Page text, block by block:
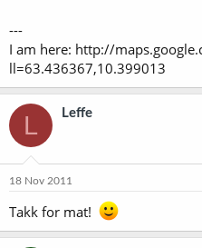
---
I am here: http://
ll=63.436367,10.399013
L Leffe
18 Nov 2011
Takk for mat!